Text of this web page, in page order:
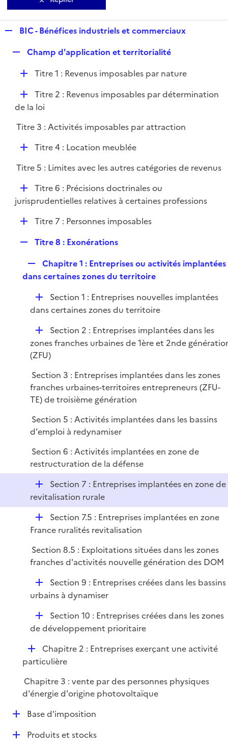
p
r
BIC - Bénéfices industriels et commerciaux
p
l
i
e
r
Champ d'application et territorialité
D
l
e
Titre 1 : Revenus imposables par nature
D
é
l
r
Titre 2 : Revenus imposables par détermination
de la loi
Titre 3 : Activités imposables par attraction
D
p
e
Titre 4 : Location meublée
Titre 5 : Limites avec les autres catégories de revenus
D
é
r
Titre 6 : Précisions doctrinales ou
jurisprudentielles relatives à certaines professions
D
e
Titre 7 : Personnes imposables
p
l
r
Titre 8 : Exonérations
e
l
i
e
r
Chapitre 1 : Entreprises ou activités implantées
dans certaines zones du territoire
D
é
i
e
r
Section 1 : Entreprises nouvelles implantées
dans certaines zones du territoire
D
é
p
i
e
r
Section 2 : Entreprises implantées dans les
zones franches urbaines de 1ère et 2nde
(ZFU)
Section 3 : Entreprises implantées dans les zones
franches urbaines-territoires entrepreneurs (ZFU-
TE) de troisième génération
Section 5 : Activités implantées dans les bassins
d'emploi à redynamiser
Section 6 : Activités implantées en zone de
restructuration de la défense
D
é
p
i
e
r
Section 7 : Entreprises implantées en zone de
revitalisation rurale
D
é
l
i
Section 7.5 : Entreprises implantées en zone
France ruralités revitalisation
Section 8.5 : Exploitations situées dans les zones
franches d'activités nouvelle génération des DOM
D
é
i
e
r
Section 9 : Entreprises créées dans les bassins
urbains à dynamiser
D
é
l
i
e
r
Section 10 : Entreprises créées dans les zones
de développement prioritaire
D
é
l
i
Chapitre 2 : Entreprises exerçant une activité
particulière
Chapitre 3 : vente par des personnes physiques
d'énergie d'origine photovoltaïque
DBase d'imposition
DProduits et stocks